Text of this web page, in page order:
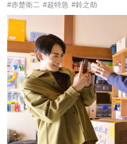
#赤楚衛二 #超特急 #鈴之助